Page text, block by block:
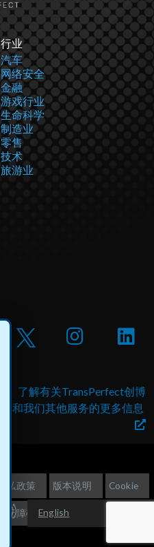
行业
汽车
网络安全
金融
游戏行业
生命科学
制造业
零售
技术
旅游业
了解有关TransPerfect创博
和我们其他服务的更多信息
隐私政策 版本说明 Cookie
无障碍访问
English